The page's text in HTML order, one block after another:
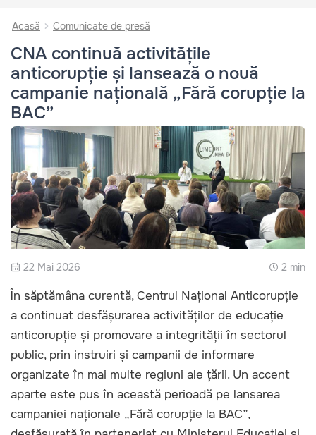
Acasă Comunicate de presă
CNA continuă activitățile
anticorupție și lansează o nouă
campanie națională „Fără corupție la
BAC”
22 Mai 2026 2 min
În săptămâna curentă, Centrul Național Anticorupție
a continuat desfășurarea activităților de educație
anticorupție și promovare a integrității în sectorul
public, prin instruiri și campanii de informare
organizate în mai multe regiuni ale țării. Un accent
aparte este pus în această perioadă pe lansarea
campaniei naționale „Fără corupție la BAC”,